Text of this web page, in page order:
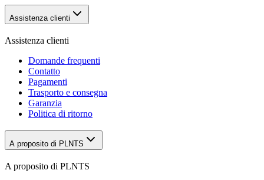
Assistenza clienti
Assistenza clienti
Domande frequenti
Contatto
Pagamenti
Trasporto e consegna
Garanzia
Politica di ritorno
A proposito di PLNTS
A proposito di PLNTS